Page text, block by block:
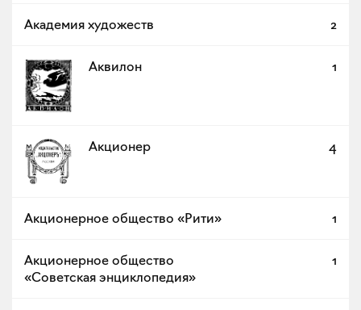
Академия художеств 2
Аквилон 1
Акционер 4
Акционерное общество «Рити» 1
Акционерное общество
«Советская энциклопедия»
1